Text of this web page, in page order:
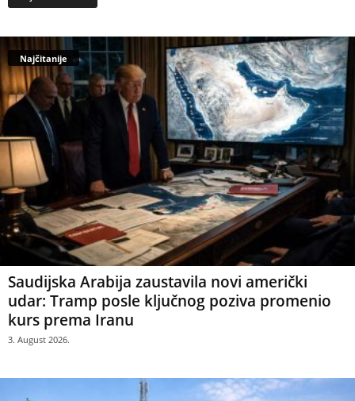
Najčitanije
Saudijska Arabija zaustavila novi američki
udar: Tramp posle ključnog poziva promenio
kurs prema Iranu
3. August 2026.